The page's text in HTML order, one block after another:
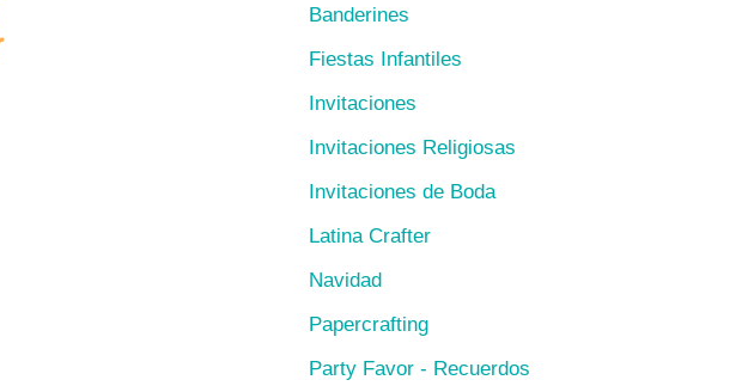
Banderines
Fiestas Infantiles
Invitaciones
Invitaciones Religiosas
Invitaciones de Boda
Latina Crafter
Navidad
Papercrafting
Party Favor - Recuerdos